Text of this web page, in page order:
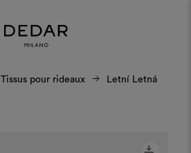
Tissus pour rideaux Letní Letná